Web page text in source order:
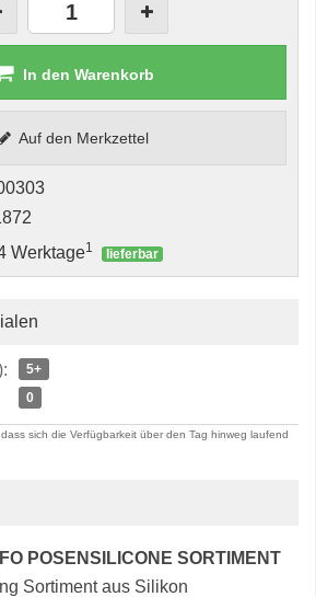
In den Warenkorb
Auf den Merkzettel
Werktage1 lieferbar
5+
0
sich die Verfügbarkeit über den Tag hinweg laufend
POSENSILICONE SORTIMENT
Sortiment aus Silikon